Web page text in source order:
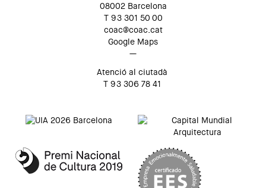
08002 Barcelona
T 93 301 50 00
coac@coac.cat
Google Maps
—
Atenció al ciutadà
T 93 306 78 41